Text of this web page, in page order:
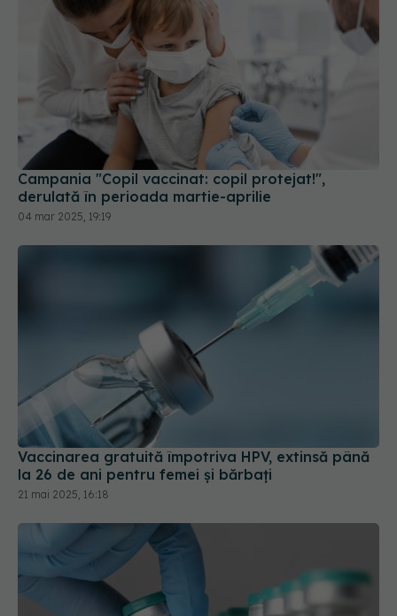
Campania "Copil vaccinat: copil protejat!",
derulată în perioada martie-aprilie
04 mar 2025, 19:19
Vaccinarea gratuită împotriva HPV, extinsă până
la 26 de ani pentru femei și bărbați
21 mai 2025, 16:18